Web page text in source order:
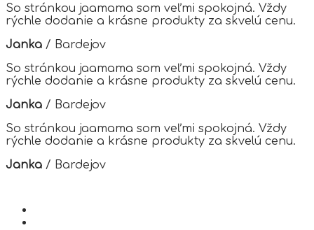
may
be
chosen
on
the
product
page
So stránkou jaamama som veľmi spokojná. Vždy
rýchle dodanie a krásne produkty za skvelú cenu.
Janka / Bardejov
So stránkou jaamama som veľmi spokojná. Vždy
rýchle dodanie a krásne produkty za skvelú cenu.
Janka / Bardejov
So stránkou jaamama som veľmi spokojná. Vždy
rýchle dodanie a krásne produkty za skvelú cenu.
Janka / Bardejov